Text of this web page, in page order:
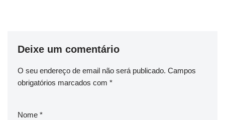
Deixe um comentário
O seu endereço de email não será publicado. Campos
obrigatórios marcados com *
Nome *